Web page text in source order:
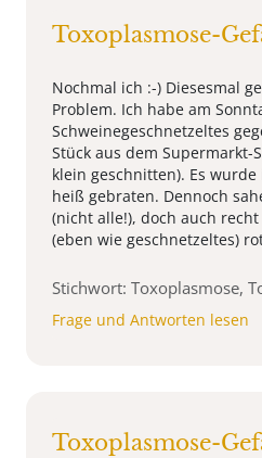
Toxoplasmose-
Nochmal ich :-) Diesesmal
Problem. Ich habe am
Schweinegeschnetzeltes
Stück aus dem Supermarkt-
klein geschnitten). Es
heiß gebraten. Dennoch
(nicht alle!), doch auch
(eben wie geschnetzeltes)
Stichwort: Toxoplasmose,
Frage und Antworten lesen
Toxoplasmose-